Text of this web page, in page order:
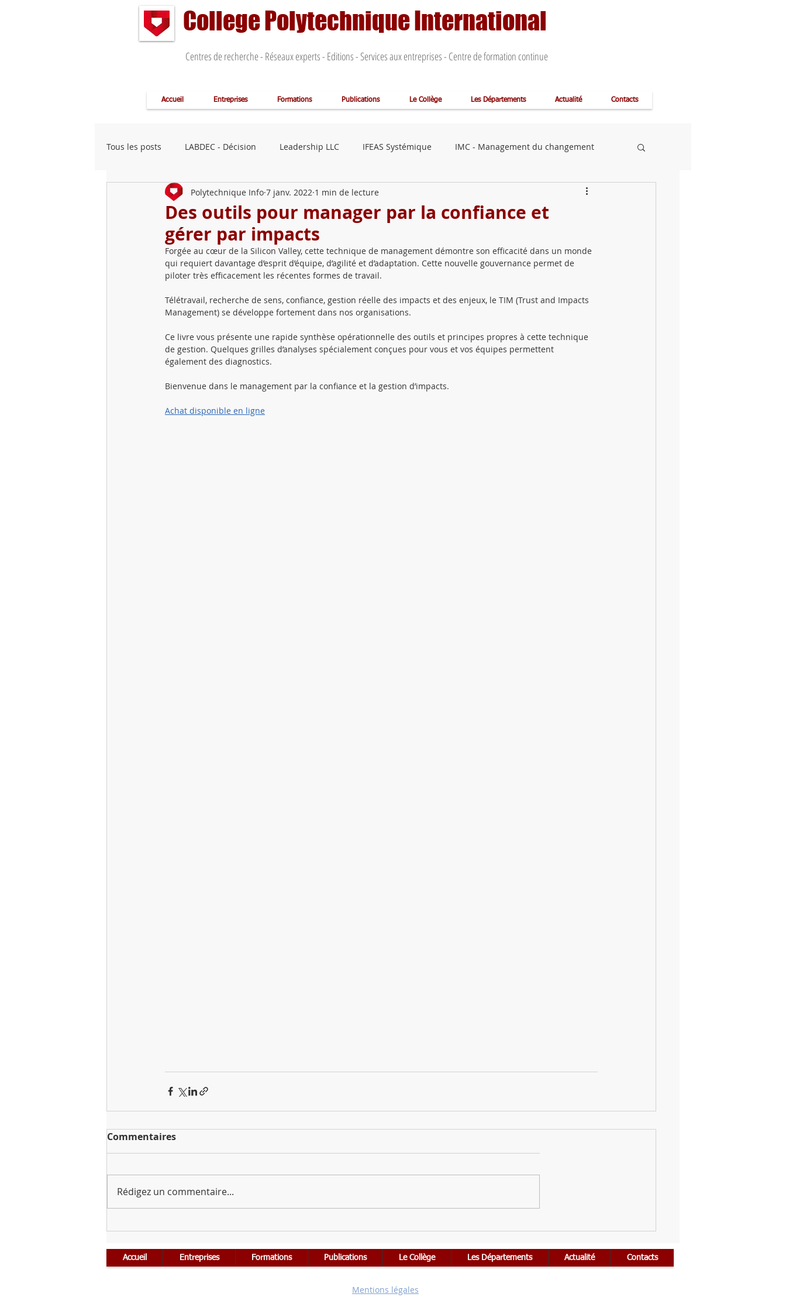
College Polytechnique International
Centres de recherche - Réseaux experts - Editions - Services aux entreprises - Centre de formation continue
Accueil Entreprises Formations Publications Le Collège Les Départements Actualité Contacts
Tous les posts LABDEC - Décision Leadership LLC IFEAS Systémique IMC - Management du changement
BoostFactory - Usine 4.0 Conservatoire des Métiers Atelier 3D
COMVENDIS ( Forces de ventes ) Chaire RSE
Learning Labs CPI PrimeSphère cabinet conseil Formation continue Open programmes
Registre des intervenants
Des outils pour manager par la confiance et
gérer par impacts
Polytechnique Info 7 janv. 2022 1 min de lecture
Forgée au cœur de la Silicon Valley, cette technique de management démontre son efficacité dans un monde
qui requiert davantage d’esprit d’équipe, d’agilité et d’adaptation. Cette nouvelle gouvernance permet de
piloter très efficacement les récentes formes de travail.
Télétravail, recherche de sens, confiance, gestion réelle des impacts et des enjeux, le TIM (Trust and Impacts
Management) se développe fortement dans nos organisations.
Ce livre vous présente une rapide synthèse opérationnelle des outils et principes propres à cette technique
de gestion. Quelques grilles d’analyses spécialement conçues pour vous et vos équipes permettent
également des diagnostics.
Bienvenue dans le management par la confiance et la gestion d’impacts.
Achat disponible en ligne
Commentaires
Rédigez un commentaire...
Accueil Entreprises Formations Publications Le Collège Les Départements Actualité Contacts
Mentions légales